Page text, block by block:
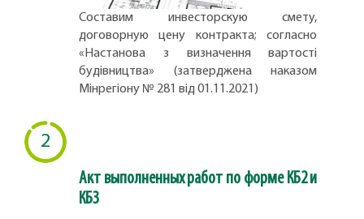
Составим инвесторскую смету,
договорную цену контракта; согласно
«Настанова з визначення вартості
будівництва» (затверджена наказом
Мінрегіону № 281 від 01.11.2021)
2
Акт выполненных работ по форме КБ2 и
КБ3